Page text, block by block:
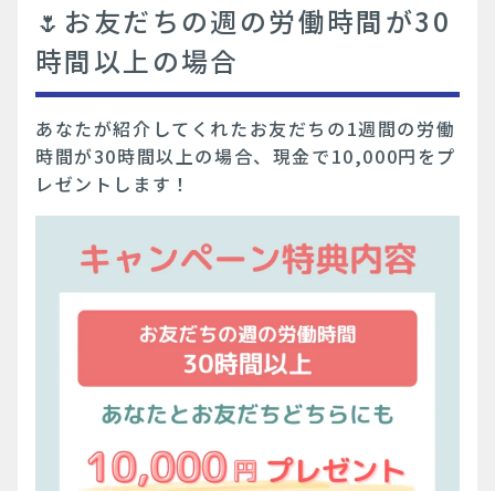
🌷お友だちの週の労働時間が30
時間以上の場合
あなたが紹介してくれたお友だちの1週間の労働
時間が30時間以上の場合、現金で10,000円をプ
レゼントします！